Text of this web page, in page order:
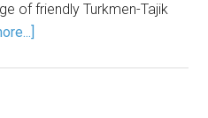
of friendly Turkmen-Tajik